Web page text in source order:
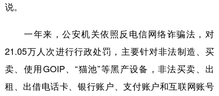
说。
一年来，公安机关依照反电信网络诈骗法，对
21.05万人次进行行政处罚，主要针对非法制造、买
卖、使用GOIP、“猫池”等黑产设备，非法买卖、出
租、出借电话卡、银行账户、支付账户和互联网账号